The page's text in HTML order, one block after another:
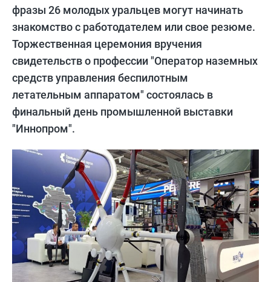
фразы 26 молодых уральцев могут начинать
знакомство с работодателем или свое резюме.
Торжественная церемония вручения
свидетельств о профессии "Оператор наземных
средств управления беспилотным
летательным аппаратом" состоялась в
финальный день промышленной выставки
"Иннопром".